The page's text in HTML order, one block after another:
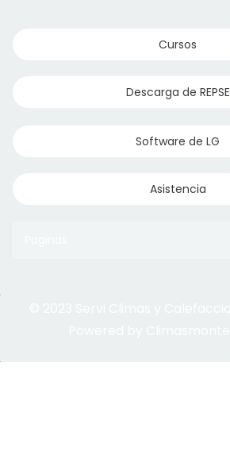
Cursos
Descarga de REPSE
Software de LG
Asistencia